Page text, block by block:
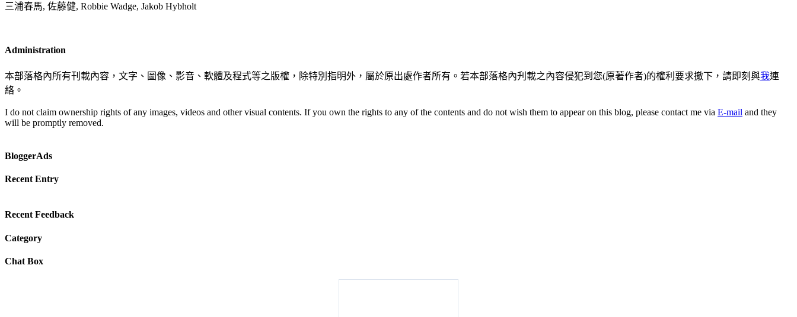
三浦春馬, 佐藤健, Robbie Wadge, Jakob Hybholt
Administration
本部落格內所有刊載內容，文字、圖像、影音、軟體及程式等之版權，除特別指明外，屬於原出處作者所有。若本部落格內刋載之內容侵犯到您(原著作者)的權利要求撤下，請即刻與我連
絡。
I do not claim ownership rights of any images, videos and other visual contents. If you own the rights to any of the contents and do not wish them to appear on this blog, please contact me via E-mail and they
will be promptly removed.
BloggerAds
Recent Entry
Recent Feedback
Category
Chat Box